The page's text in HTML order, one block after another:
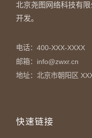
北京尧图网络科技有
开发。
电话：400-XXX-XXXX
邮箱：info@zwxr.cn
地址：北京市朝阳区
快速链接